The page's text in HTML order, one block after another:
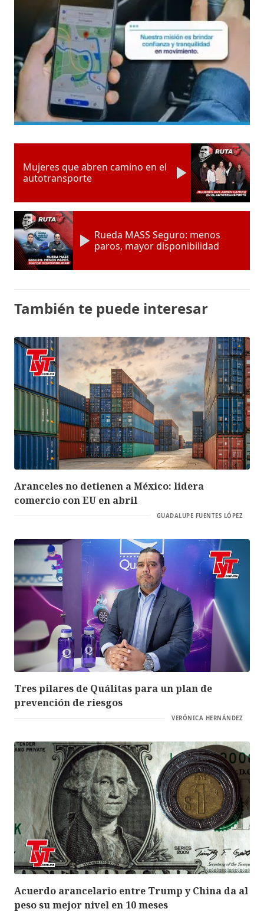
Mujeres que abren camino en el
autotransporte
Rueda MASS Seguro: menos
paros, mayor disponibilidad
También te puede interesar
Aranceles no detienen a México: lidera
comercio con EU en abril
GUADALUPE FUENTES LÓPEZ
Tres pilares de Quálitas para un plan de
prevención de riesgos
VERÓNICA HERNÁNDEZ
Acuerdo arancelario entre Trump y China da al
peso su mejor nivel en 10 meses